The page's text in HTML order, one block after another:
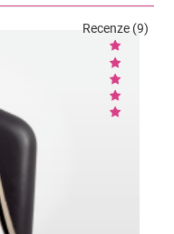
Recenze (9)